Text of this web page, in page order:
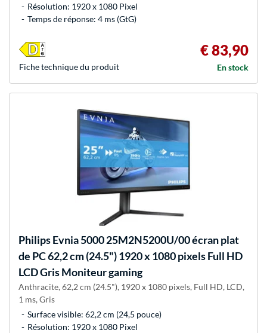
Résolution: 1920 x 1080 Pixel
Temps de réponse: 4 ms (GtG)
€ 83,90
En stock
Fiche technique du produit
PhilipsEvnia 5000 25M2N5200U/00 écran plat
de PC 62,2 cm (24.5") 1920 x 1080 pixels Full HD
LCD Gris Moniteur gaming
Anthracite, 62,2 cm (24.5"), 1920 x 1080 pixels, Full HD, LCD,
1 ms, Gris
Surface visible: 62,2 cm (24,5 pouce)
Résolution: 1920 x 1080 Pixel